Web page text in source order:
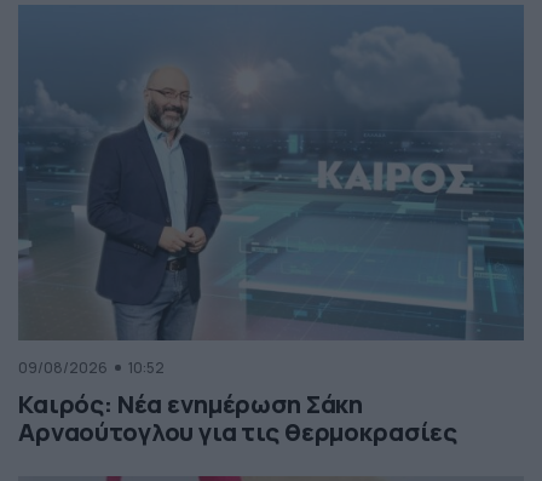
09/08/2026 10:52
Καιρός: Νέα ενημέρωση Σάκη
Αρναούτογλου για τις θερμοκρασίες